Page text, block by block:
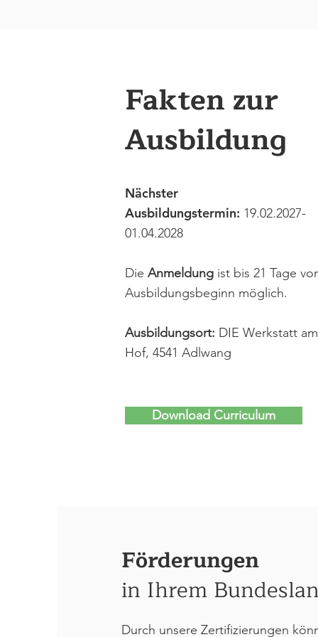
Fakten zur
Ausbildung
Nächster
Ausbildungstermin: 19.02.2027-
01.04.2028
Die Anmeldung ist bis 21 Tage vor
Ausbildungsbeginn möglich.
Ausbildungsort: DIE Werkstatt am
Hof, 4541 Adlwang
Download Curriculum
Förderungen
in Ihrem
Durch unsere Zertifizierungen